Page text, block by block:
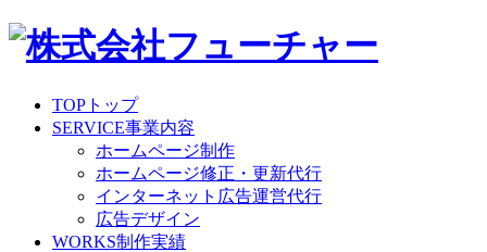
TOP トップ
SERVICE事業内容
ホームページ制作
ホームページ修正・更新代行
インターネット広告運営代行
広告デザイン
WORKS制作実績